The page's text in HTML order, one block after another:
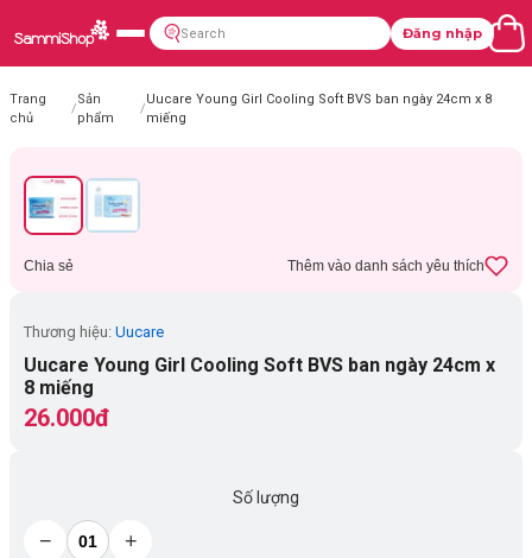
Đăng nhập
Trang
chủ
/
Sản
phẩm
/
Uucare Young Girl Cooling Soft BVS ban ngày 24cm x 8
miếng
Chia sẻ Thêm vào danh sách yêu thích
Thương hiệu: Uucare
Uucare Young Girl Cooling Soft BVS ban ngày 24cm x
8 miếng
26.000đ
Số lượng
− +